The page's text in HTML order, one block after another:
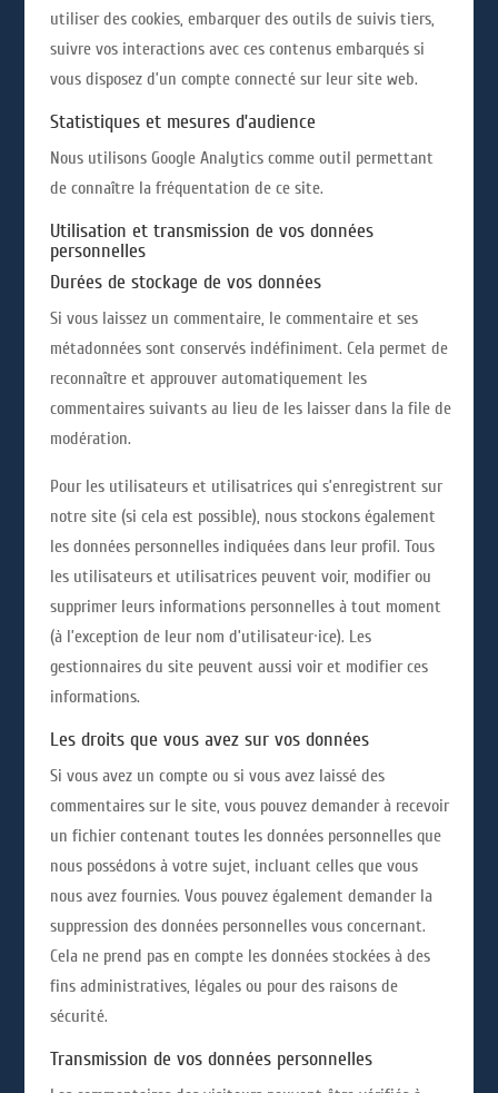
utiliser des cookies, embarquer des outils de suivis tiers,
suivre vos interactions avec ces contenus embarqués si
vous disposez d’un compte connecté sur leur site web.
Statistiques et mesures d’audience
Nous utilisons Google Analytics comme outil permettant
de connaître la fréquentation de ce site.
Utilisation et transmission de vos données
personnelles
Durées de stockage de vos données
Si vous laissez un commentaire, le commentaire et ses
métadonnées sont conservés indéfiniment. Cela permet de
reconnaître et approuver automatiquement les
commentaires suivants au lieu de les laisser dans la file de
modération.
Pour les utilisateurs et utilisatrices qui s’enregistrent sur
notre site (si cela est possible), nous stockons également
les données personnelles indiquées dans leur profil. Tous
les utilisateurs et utilisatrices peuvent voir, modifier ou
supprimer leurs informations personnelles à tout moment
(à l’exception de leur nom d’utilisateur·ice). Les
gestionnaires du site peuvent aussi voir et modifier ces
informations.
Les droits que vous avez sur vos données
Si vous avez un compte ou si vous avez laissé des
commentaires sur le site, vous pouvez demander à recevoir
un fichier contenant toutes les données personnelles que
nous possédons à votre sujet, incluant celles que vous
nous avez fournies. Vous pouvez également demander la
suppression des données personnelles vous concernant.
Cela ne prend pas en compte les données stockées à des
fins administratives, légales ou pour des raisons de
sécurité.
Transmission de vos données personnelles